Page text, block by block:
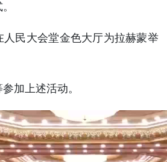
人民大会堂金色大厅为拉赫蒙举
加上述活动。